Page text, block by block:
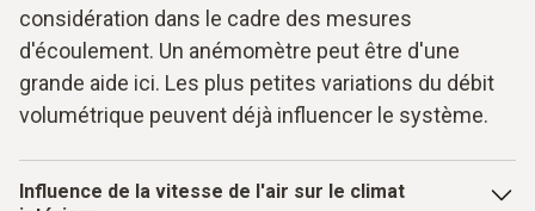
considération dans le cadre des mesures
d'écoulement. Un anémomètre peut être d'une
grande aide ici. Les plus petites variations du débit
volumétrique peuvent déjà influencer le système.
Influence de la vitesse de l'air sur le climat